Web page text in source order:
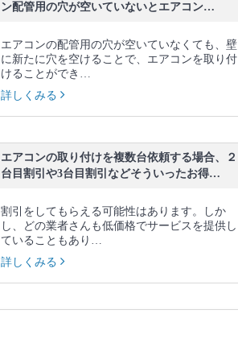
ン配管用の穴が空いていないとエアコン…
エアコンの配管用の穴が空いていなくても、壁
に新たに穴を空けることで、エアコンを取り付
けることができ…
詳しくみる
エアコンの取り付けを複数台依頼する場合、２
台目割引や3台目割引などそういったお得…
割引をしてもらえる可能性はあります。しか
し、どの業者さんも低価格でサービスを提供し
ていることもあり…
詳しくみる